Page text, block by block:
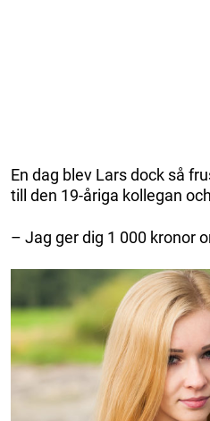
En dag blev Lars dock så
till den 19-åriga kollegan
– Jag ger dig 1 000 kronor